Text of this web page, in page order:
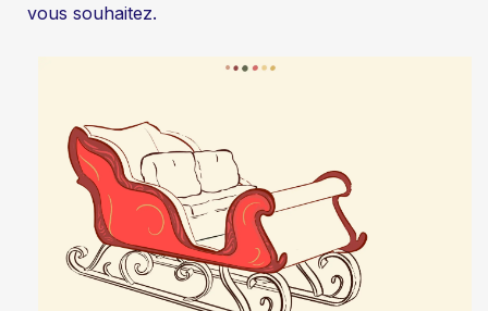
vous souhaitez.